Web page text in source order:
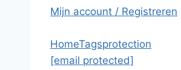
Mijn account / Registreren
HomeTagsprotection
[email protected]